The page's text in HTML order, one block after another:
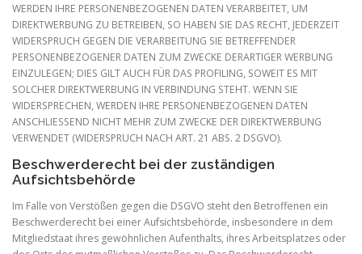
WERDEN IHRE PERSONENBEZOGENEN DATEN VERARBEITET, UM
DIREKTWERBUNG ZU BETREIBEN, SO HABEN SIE DAS RECHT, JEDERZEIT
WIDERSPRUCH GEGEN DIE VERARBEITUNG SIE BETREFFENDER
PERSONENBEZOGENER DATEN ZUM ZWECKE DERARTIGER WERBUNG
EINZULEGEN; DIES GILT AUCH FÜR DAS PROFILING, SOWEIT ES MIT
SOLCHER DIREKTWERBUNG IN VERBINDUNG STEHT. WENN SIE
WIDERSPRECHEN, WERDEN IHRE PERSONENBEZOGENEN DATEN
ANSCHLIESSEND NICHT MEHR ZUM ZWECKE DER DIREKTWERBUNG
VERWENDET (WIDERSPRUCH NACH ART. 21 ABS. 2 DSGVO).
Beschwerderecht bei der zuständigen
Aufsichtsbehörde
Im Falle von Verstößen gegen die DSGVO steht den Betroffenen ein
Beschwerderecht bei einer Aufsichtsbehörde, insbesondere in dem
Mitgliedstaat ihres gewöhnlichen Aufenthalts, ihres Arbeitsplatzes oder